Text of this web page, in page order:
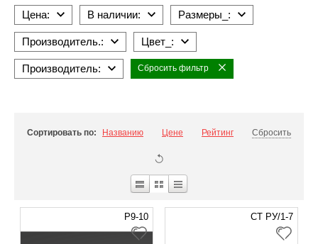
Цена: В наличии: Размеры_:
Производитель.: Цвет_:
Производитель: Сбросить фильтр
Сортировать по: Названию Цене Рейтинг Сбросить
Р9-10 СТ РУ/1-7